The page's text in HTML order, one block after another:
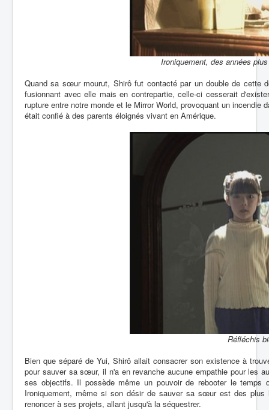
Ironiquement, des années
Quand sa sœur mourut, Shirô fut contacté par un double de cette
fusionnant avec elle mais en contrepartie, celle-ci cesserait
rupture entre notre monde et le Mirror World, provoquant un
était confié à des parents éloignés vivant en Amérique.
Réfléchis
Bien que séparé de Yui, Shirô allait consacrer son existence à
pour sauver sa sœur, il n'a en revanche aucune empathie pour les
ses objectifs. Il possède même un pouvoir de rebooter le
Ironiquement, même si son désir de sauver sa sœur est des
renoncer à ses projets, allant jusqu'à la séquestrer.